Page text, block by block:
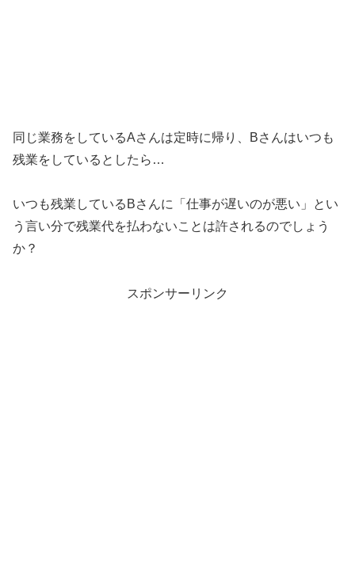
同じ業務をしているAさんは定時に帰り、Bさんはいつも
残業をしているとしたら…
いつも残業しているBさんに「仕事が遅いのが悪い」とい
う言い分で残業代を払わないことは許されるのでしょう
か？
スポンサーリンク